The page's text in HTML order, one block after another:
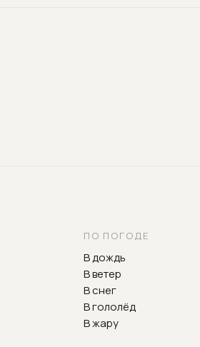
ПО ПОГОДЕ
В дождь
В ветер
В снег
В гололёд
В жару